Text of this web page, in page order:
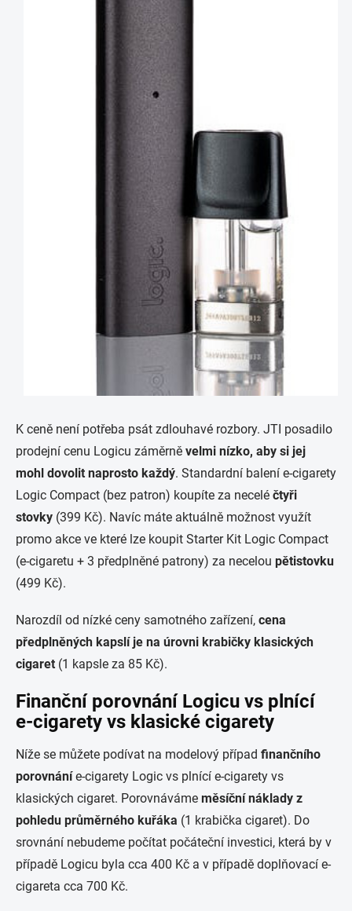
K ceně není potřeba psát zdlouhavé rozbory. JTI posadilo
prodejní cenu Logicu záměrně velmi nízko, aby si jej
mohl dovolit naprosto každý. Standardní balení e-cigarety
Logic Compact (bez patron) koupíte za necelé čtyři
stovky (399 Kč). Navíc máte aktuálně možnost využít
promo akce ve které lze koupit Starter Kit Logic Compact
(e-cigaretu + 3 předplněné patrony) za necelou pětistovku
(499 Kč).
Narozdíl od nízké ceny samotného zařízení, cena
předplněných kapslí je na úrovni krabičky klasických
cigaret (1 kapsle za 85 Kč).
Finanční porovnání Logicu vs plnící
e-cigarety vs klasické cigarety
Níže se můžete podívat na modelový případ finančního
porovnáníe-cigarety Logic vs plnící e-cigarety vs
klasických cigaret. Porovnáváme měsíční náklady z
pohledu průměrného kuřáka (1 krabička cigaret). Do
srovnání nebudeme počítat počáteční investici, která by v
případě Logicu byla cca 400 Kč a v případě doplňovací e-
cigareta cca 700 Kč.